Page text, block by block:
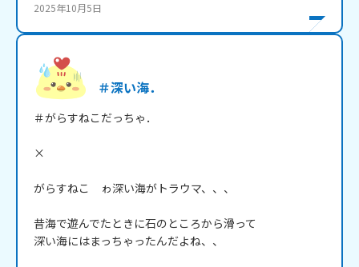
2025年10月5日
＃深い海．
＃がらすねこだっちゃ．
×
がらすねこ　ゎ深い海がトラウマ、、、
昔海で遊んでたときに石のところから滑って
深い海にはまっちゃったんだよね、、